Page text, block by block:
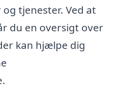
tjenester. Ved at
du en oversigt over
kan hjælpe dig